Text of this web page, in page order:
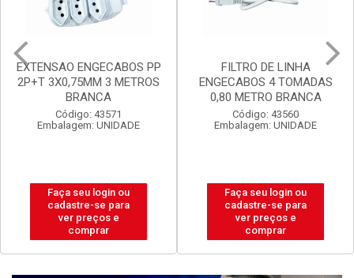
EXTENSAO ENGECABOS PP
2P+T 3X0,75MM 3 METROS
BRANCA
Código: 43571
Embalagem: UNIDADE
Faça seu login ou
cadastre-se para
ver preços e
comprar
FILTRO DE LINHA
ENGECABOS 4 TOMADAS
0,80 METRO BRANCA
Código: 43560
Embalagem: UNIDADE
Faça seu login ou
cadastre-se para
ver preços e
comprar